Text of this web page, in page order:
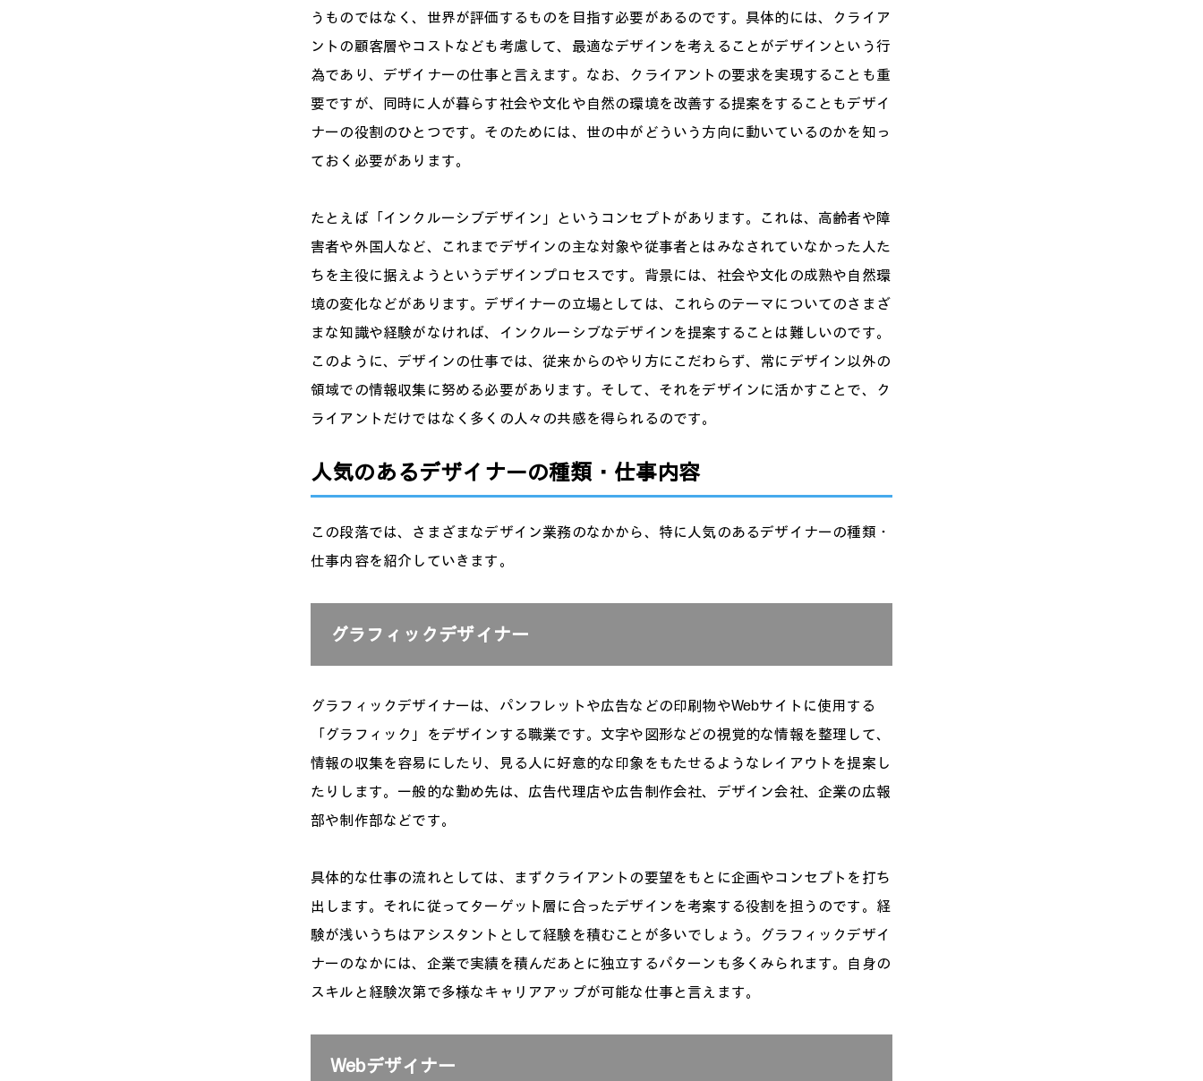
うものではなく、世界が評価するものを目指す必要があるのです。具体的には、クライア
ントの顧客層やコストなども考慮して、最適なデザインを考えることがデザインという行
為であり、デザイナーの仕事と言えます。なお、クライアントの要求を実現することも重
要ですが、同時に人が暮らす社会や文化や自然の環境を改善する提案をすることもデザイ
ナーの役割のひとつです。そのためには、世の中がどういう方向に動いているのかを知っ
ておく必要があります。
たとえば「インクルーシブデザイン」というコンセプトがあります。これは、高齢者や障
害者や外国人など、これまでデザインの主な対象や従事者とはみなされていなかった人た
ちを主役に据えようというデザインプロセスです。背景には、社会や文化の成熟や自然環
境の変化などがあります。デザイナーの立場としては、これらのテーマについてのさまざ
まな知識や経験がなければ、インクルーシブなデザインを提案することは難しいのです。
このように、デザインの仕事では、従来からのやり方にこだわらず、常にデザイン以外の
領域での情報収集に努める必要があります。そして、それをデザインに活かすことで、ク
ライアントだけではなく多くの人々の共感を得られるのです。
人気のあるデザイナーの種類・仕事内容
この段落では、さまざまなデザイン業務のなかから、特に人気のあるデザイナーの種類・
仕事内容を紹介していきます。
グラフィックデザイナー
グラフィックデザイナーは、パンフレットや広告などの印刷物やWebサイトに使用する
「グラフィック」をデザインする職業です。文字や図形などの視覚的な情報を整理して、
情報の収集を容易にしたり、見る人に好意的な印象をもたせるようなレイアウトを提案し
たりします。一般的な勤め先は、広告代理店や広告制作会社、デザイン会社、企業の広報
部や制作部などです。
具体的な仕事の流れとしては、まずクライアントの要望をもとに企画やコンセプトを打ち
出します。それに従ってターゲット層に合ったデザインを考案する役割を担うのです。経
験が浅いうちはアシスタントとして経験を積むことが多いでしょう。グラフィックデザイ
ナーのなかには、企業で実績を積んだあとに独立するパターンも多くみられます。自身の
スキルと経験次第で多様なキャリアアップが可能な仕事と言えます。
Webデザイナー